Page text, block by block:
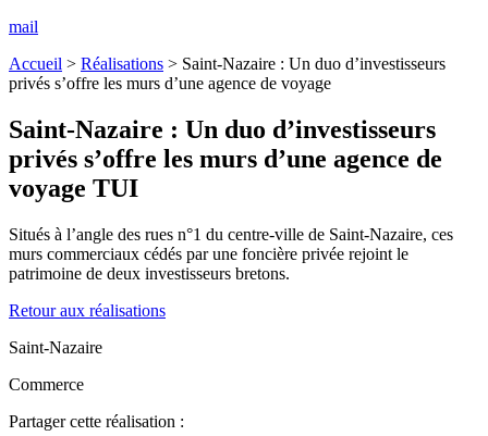
mail
Accueil > Réalisations > Saint-Nazaire : Un duo d’investisseurs
privés s’offre les murs d’une agence de voyage
Saint-Nazaire : Un duo d’investisseurs
privés s’offre les murs d’une agence de
voyage TUI
Situés à l’angle des rues n°1 du centre-ville de Saint-Nazaire, ces
murs commerciaux cédés par une foncière privée rejoint le
patrimoine de deux investisseurs bretons.
Retour aux réalisations
Saint-Nazaire
Commerce
Partager cette réalisation :